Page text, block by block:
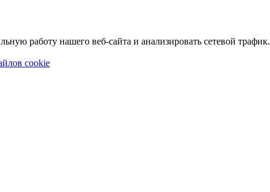
работу нашего веб-сайта и анализировать сетевой трафик.
cookie